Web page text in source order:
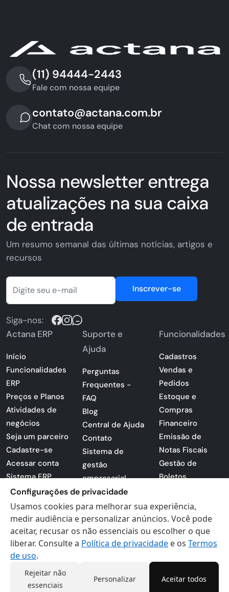
(11) 94444-2443
Fale com nossa equipe
contato@actana.com.br
Chat com nossa equipe
Nossa newsletter entrega
atualizações na sua caixa
de entrada
Um resumo semanal das últimas notícias, artigos e
recursos
Inscrever-se
Siga-nos:
Actana ERP
Início
Funcionalidades
ERP
Preços e Planos
Atividades de
negócios
Seja um parceiro
Cadastre-se
Acessar conta
Sistema ERP
Apresentação
PDF
Loja -
Certificados
Digitais
Suporte e
Ajuda
Perguntas
Frequentes -
FAQ
Blog
Central de Ajuda
Contato
Sistema de
gestão
empresarial
Sistema para
lojas
Preferências de
cookies
Politica de
Funcionalidades
Cadastros
Vendas e
Pedidos
Estoque e
Compras
Financeiro
Emissão de
Notas Fiscais
Gestão de
Boletos
Configurações de privacidade
Usamos cookies para melhorar sua experiência,
medir audiência e personalizar anúncios. Você pode
aceitar, recusar os não essenciais ou escolher o que
liberar. Consulte a Política de privacidade e os Termos
de uso.
Rejeitar não
essenciais
Personalizar Aceitar todos